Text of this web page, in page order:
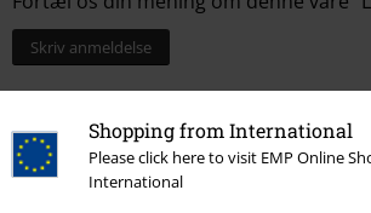
Shopping from International
Please click here to visit EMP Online
International
Skriv anmeldelse